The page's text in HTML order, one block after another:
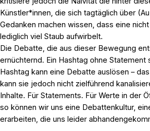
Künstler*innen, die sich tagtäglich über
Gedanken machen wissen, dass eine
lediglich viel Staub aufwirbelt.
Die Debatte, die aus dieser Bewegung
ernüchternd. Ein Hashtag ohne Statement
Hashtag kann eine Debatte auslösen –
kann sie jedoch nicht zielführend
Inhalte. Für Statements. Für Werte in der
so können wir uns eine Debattenkultur,
erarbeiten, die uns leider